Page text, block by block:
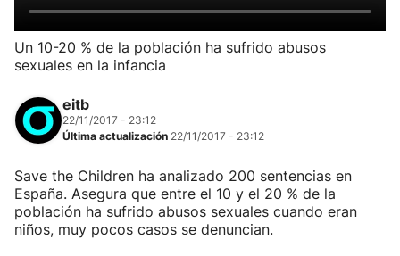
Un 10-20 % de la población ha sufrido abusos
sexuales en la infancia
eitb
22/11/2017 - 23:12
Última actualización 22/11/2017 - 23:12
Save the Children ha analizado 200 sentencias en
España. Asegura que entre el 10 y el 20 % de la
población ha sufrido abusos sexuales cuando eran
niños, muy pocos casos se denuncian.